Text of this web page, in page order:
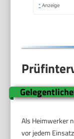
* Anzeige
Als Heimwerker
vor jedem